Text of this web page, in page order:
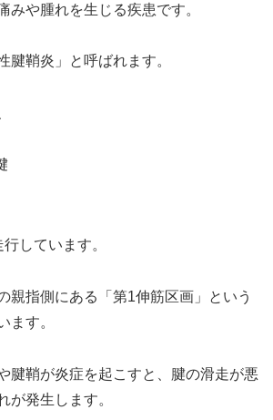
みや腫れを生じる疾患です。
腱鞘炎」と呼ばれます。
しています。
親指側にある「第1伸筋区画」という
ます。
腱鞘が炎症を起こすと、腱の滑走が悪
が発生します。